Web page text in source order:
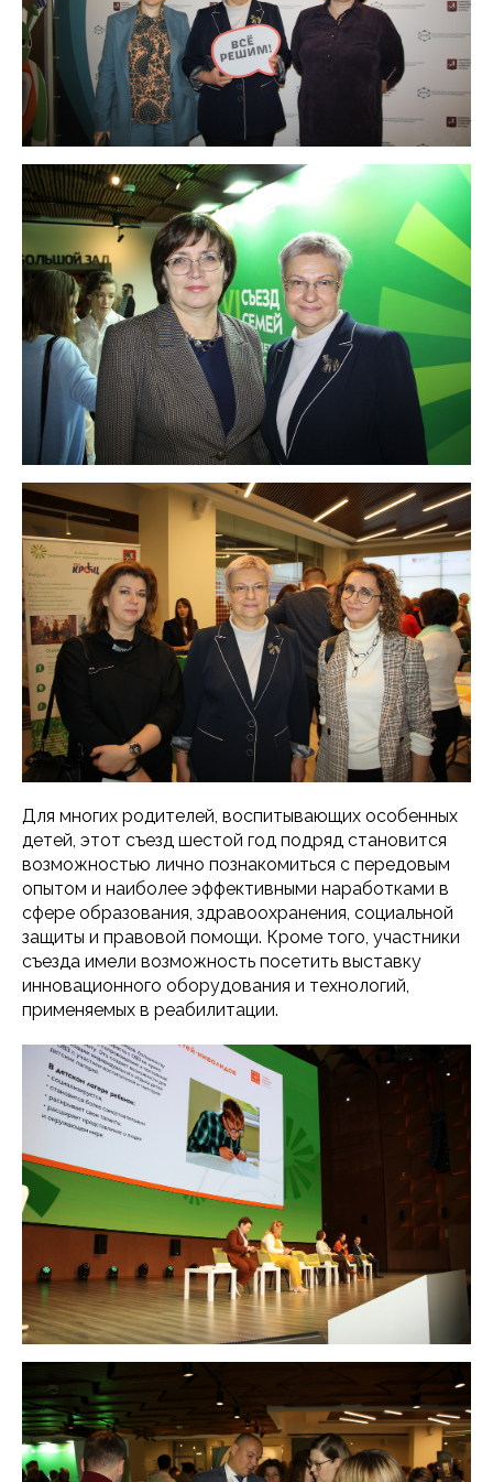
Для многих родителей, воспитывающих особенных
детей, этот съезд шестой год подряд становится
возможностью лично познакомиться с передовым
опытом и наиболее эффективными наработками в
сфере образования, здравоохранения, социальной
защиты и правовой помощи. Кроме того, участники
съезда имели возможность посетить выставку
инновационного оборудования и технологий,
применяемых в реабилитации.